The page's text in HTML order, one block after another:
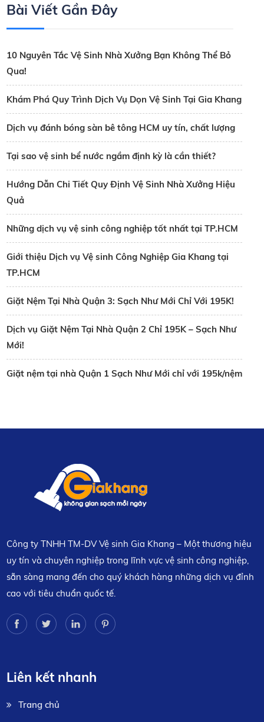
Bài Viết Gần Đây
10 Nguyên Tắc Vệ Sinh Nhà Xưởng Bạn Không Thể Bỏ
Qua!
Khám Phá Quy Trình Dịch Vụ Dọn Vệ Sinh Tại Gia Khang
Dịch vụ đánh bóng sàn bê tông HCM uy tín, chất lượng
Tại sao vệ sinh bể nước ngầm định kỳ là cần thiết?
Hướng Dẫn Chi Tiết Quy Định Vệ Sinh Nhà Xưởng Hiệu
Quả
Những dịch vụ vệ sinh công nghiệp tốt nhất tại TP.HCM
Giới thiệu Dịch vụ Vệ sinh Công Nghiệp Gia Khang tại
TP.HCM
Giặt Nệm Tại Nhà Quận 3: Sạch Như Mới Chỉ Với 195K!
Dịch vụ Giặt Nệm Tại Nhà Quận 2 Chỉ 195K – Sạch Như
Mới!
Giặt nệm tại nhà Quận 1 Sạch Như Mới chỉ với 195k/nệm
Công ty TNHH TM-DV Vệ sinh Gia Khang – Một thương hiệu
uy tín và chuyên nghiệp trong lĩnh vực vệ sinh công nghiệp,
sẵn sàng mang đến cho quý khách hàng những dịch vụ đỉnh
cao với tiêu chuẩn quốc tế.
Liên kết nhanh
Trang chủ